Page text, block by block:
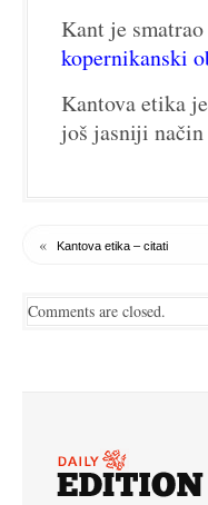
Kant je
kopernikanski
Kantova etika
još jasniji
« Kantova etika – citati
Comments are closed.